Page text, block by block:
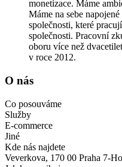
monetizace. Máme
Máme na sebe
společnosti, které
společnosti. Pracovní
oboru více než
v roce 2012.
O nás
Co posouváme
Služby
E-commerce
Jiné
Kde nás najdete
Veverkova, 170 00 Praha 7-